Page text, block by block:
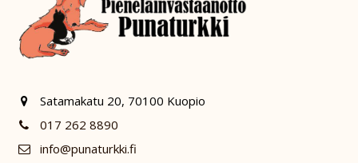
Satamakatu 20, 70100 Kuopio
017 262 8890
info@punaturkki.fi